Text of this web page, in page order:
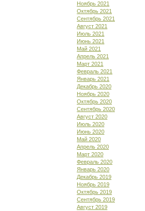
Ноябрь 2021
Октябрь 2021
Сентябрь 2021
Август 2021
Июль 2021
Июнь 2021
Май 2021
Апрель 2021
Март 2021
Февраль 2021
Январь 2021
Декабрь 2020
Ноябрь 2020
Октябрь 2020
Сентябрь 2020
Август 2020
Июль 2020
Июнь 2020
Май 2020
Апрель 2020
Март 2020
Февраль 2020
Январь 2020
Декабрь 2019
Ноябрь 2019
Октябрь 2019
Сентябрь 2019
Август 2019